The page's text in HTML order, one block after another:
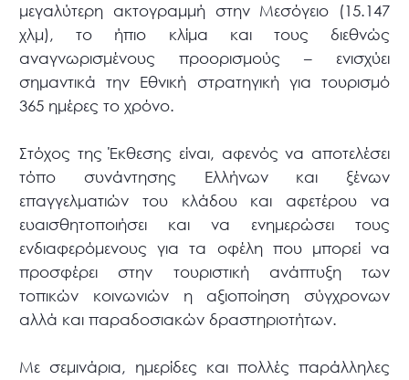
μεγαλύτερη ακτογραμμή στην Μεσόγειο (15.147
χλμ), το ήπιο κλίμα και τους διεθνώς
αναγνωρισμένους προορισμούς – ενισχύει
σημαντικά την Εθνική στρατηγική για τουρισμό
365 ημέρες το χρόνο.
Στόχος της Έκθεσης είναι, αφενός να αποτελέσει
τόπο συνάντησης Ελλήνων και ξένων
επαγγελματιών του κλάδου και αφετέρου να
ευαισθητοποιήσει και να ενημερώσει τους
ενδιαφερόμενους για τα οφέλη που μπορεί να
προσφέρει στην τουριστική ανάπτυξη των
τοπικών κοινωνιών η αξιοποίηση σύγχρονων
αλλά και παραδοσιακών δραστηριοτήτων.
Με σεμινάρια, ημερίδες και πολλές παράλληλες